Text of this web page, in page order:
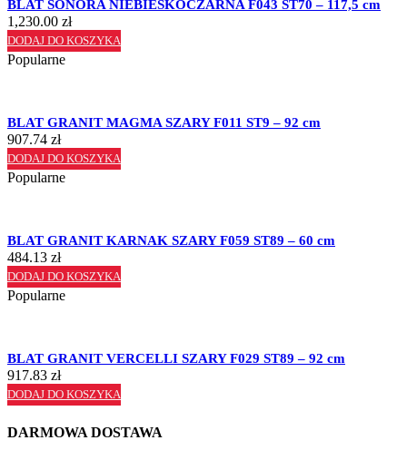
BLAT SONORA NIEBIESKOCZARNA F043 ST70 – 117,5 cm
1,230.00 zł
DODAJ DO KOSZYKA
Popularne
BLAT GRANIT MAGMA SZARY F011 ST9 – 92 cm
907.74 zł
DODAJ DO KOSZYKA
Popularne
BLAT GRANIT KARNAK SZARY F059 ST89 – 60 cm
484.13 zł
DODAJ DO KOSZYKA
Popularne
BLAT GRANIT VERCELLI SZARY F029 ST89 – 92 cm
917.83 zł
DODAJ DO KOSZYKA
DARMOWA DOSTAWA